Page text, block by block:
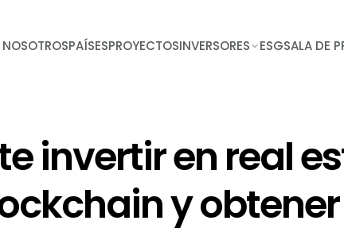
NOSOTROSPAÍSESPROYECTOSINVERSORES ESGSALA DE
invertir en real
y obtener